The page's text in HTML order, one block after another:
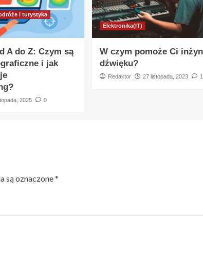
i turystyka
A do Z: Czym są
i jak
2025 0
Elektronika(IT)
W czym pomoże Ci
dźwięku?
Redaktor 27 listopada, 2023 1
są oznaczone*